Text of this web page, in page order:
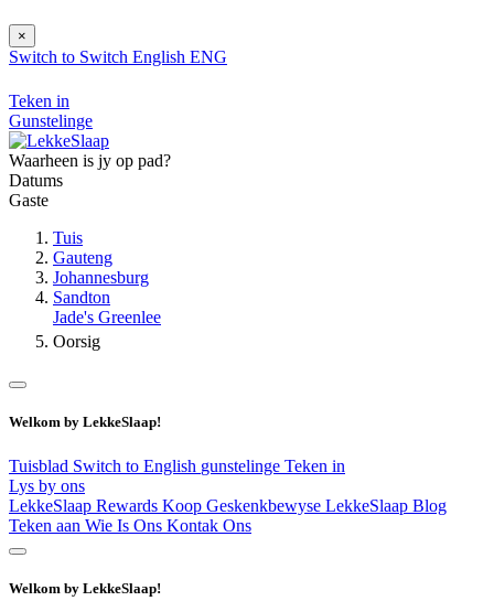
×
Switch to Switch English ENG
Teken in
Gunstelinge
Waarheen is jy op pad?
Datums
Gaste
Tuis
Gauteng
Johannesburg
Sandton
Jade's Greenlee
Oorsig
Welkom by LekkeSlaap!
Tuisblad Switch to English gunstelinge Teken in
Lys by ons
LekkeSlaap Rewards Koop Geskenkbewyse LekkeSlaap Blog
Teken aan Wie Is Ons Kontak Ons
Welkom by LekkeSlaap!